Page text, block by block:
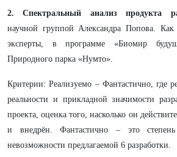
2. Спектральный анализ продукта
научной группой Александра Попова. Как
эксперты, в программе «Биомир
Природного парка «Нумто».
Критерии: Реализуемо – Фантастично, где
реальности и прикладной значимости
проекта, оценка того, насколько он
и внедрён. Фантастично – это
невозможности предлагаемой 6 разработки.